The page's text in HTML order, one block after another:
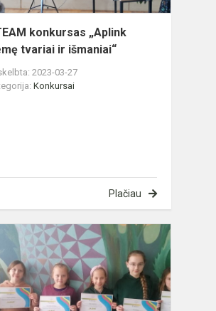
konkursas „Aplink
tvariai ir išmaniai“
2023-03-27
Konkursai
Plačiau
Paroda-
konkursas
,,Laisvė“